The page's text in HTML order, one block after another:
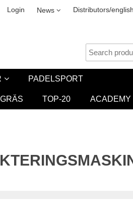
Login News Distributors/english
PADELSPORT
TOP-20 ACADEMY